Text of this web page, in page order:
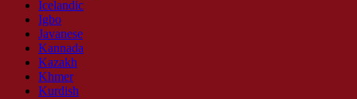
Icelandic
Igbo
Javanese
Kannada
Kazakh
Khmer
Kurdish